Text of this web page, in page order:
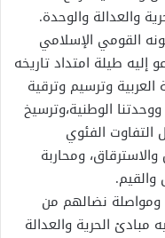
والعدالة والوحدة.
القومي الإسلامي
طيلة امتداد تاريخه
وترسيم وترقية
الوطنية،وترسيخ
الفئوي
ومحاربة
والقيم.
ومواصلة نضالهم من
الحرية والعدالة